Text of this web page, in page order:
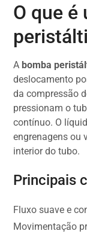
O que é
A bomba
deslocamento
da compressão
pressionam o
contínuo. O
engrenagens ou
interior do tubo.
Principais
Fluxo suave e
Movimentação